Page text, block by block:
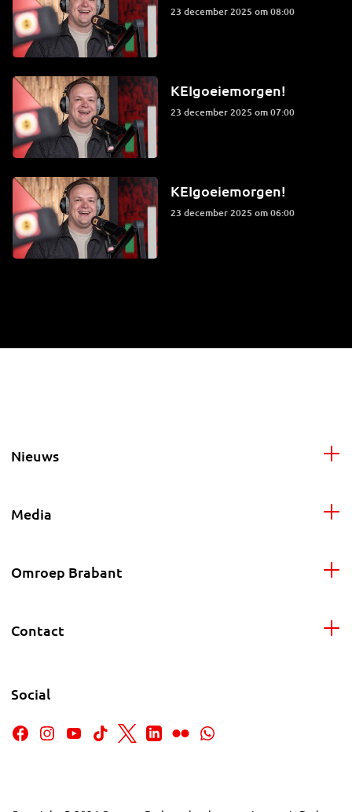
23 december 2025 om 08:00
KEIgoeiemorgen!
23 december 2025 om 07:00
KEIgoeiemorgen!
23 december 2025 om 06:00
Nieuws
Media
Omroep Brabant
Contact
Social